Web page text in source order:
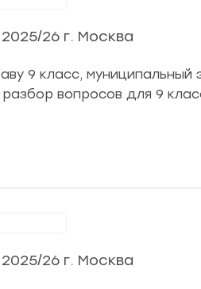
26 г. Москва
9 класс, муниципальный
вопросов для 9
26 г. Москва